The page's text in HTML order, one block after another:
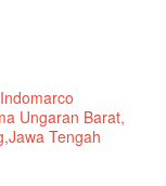
Ungaran Barat,
Tengah